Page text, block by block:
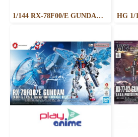
1/144 RX-78F00/E GUNDAM （EX-001 G.L.R.S.S. Feather UNIT）